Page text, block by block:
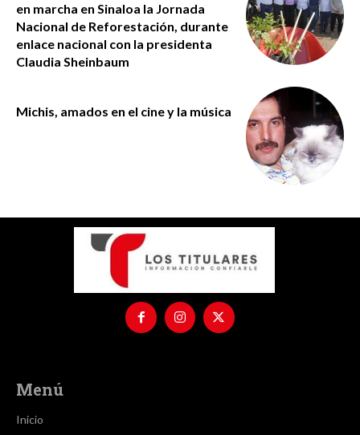
en marcha en Sinaloa la Jornada
Nacional de Reforestación, durante
enlace nacional con la presidenta
Claudia Sheinbaum
Michis, amados en el cine y la música
Menú
Inicio